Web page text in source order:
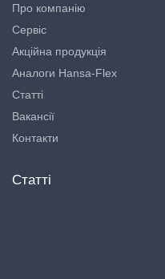
Про компанію
Сервіс
Акційна продукція
Аналоги Hansa-Flex
Статті
Вакансії
Контакти
Статті